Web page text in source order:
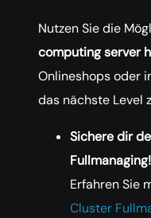
Nutzen Sie die
computing server
Onlineshops oder
das nächste Level
Sichere dir
Fullmanaging!
Erfahren Sie
Cluster